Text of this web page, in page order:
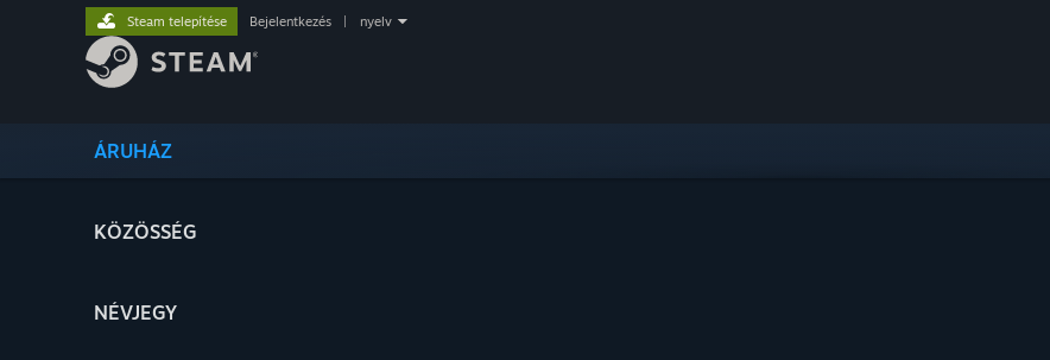
ÁRUHÁZ
KÖZÖSSÉG
NÉVJEGY
Steam telepítése Bejelentkezés nyelv